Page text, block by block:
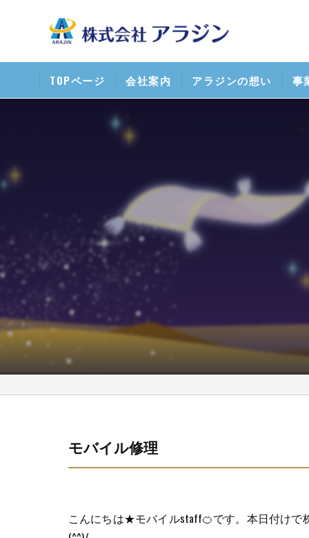
TOPページ 会社案内 アラジンの想い 事
ス
モバイル修理
こんにちは★モバイルstaff🍊です。本日付け